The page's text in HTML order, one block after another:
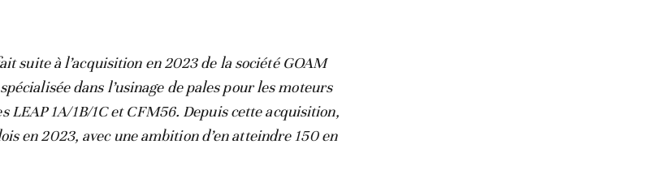
suite à l’acquisition en 2023 de la société GOAM
dans l’usinage de pales pour les moteurs
LEAP 1A/1B/1C et CFM56. Depuis cette acquisition,
en 2023, avec une ambition d’en atteindre 150 en